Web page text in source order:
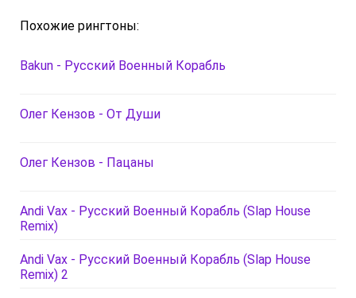
Похожие рингтоны:
Bakun - Русский Военный Корабль
Олег Кензов - От Души
Олег Кензов - Пацаны
Andi Vax - Русский Военный Корабль (Slap House
Remix)
Andi Vax - Русский Военный Корабль (Slap House
Remix) 2